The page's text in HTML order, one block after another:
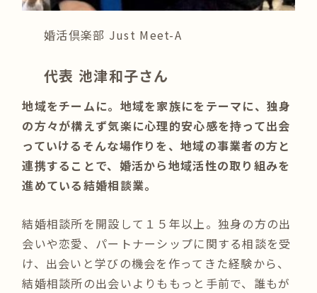
婚活倶楽部 Just Meet-A
代表 池津和子さん
地域をチームに。地域を家族にをテーマに、独身
の方々が構えず気楽に心理的安心感を持って出会
っていけるそんな場作りを、地域の事業者の方と
連携することで、婚活から地域活性の取り組みを
進めている結婚相談業。
結婚相談所を開設して１５年以上。独身の方の出
会いや恋愛、パートナーシップに関する相談を受
け、出会いと学びの機会を作ってきた経験から、
結婚相談所の出会いよりももっと手前で、誰もが